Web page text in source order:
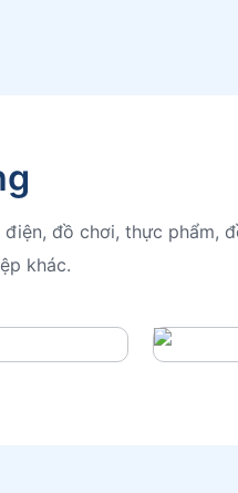
đồ chơi, thực phẩm,
khác.